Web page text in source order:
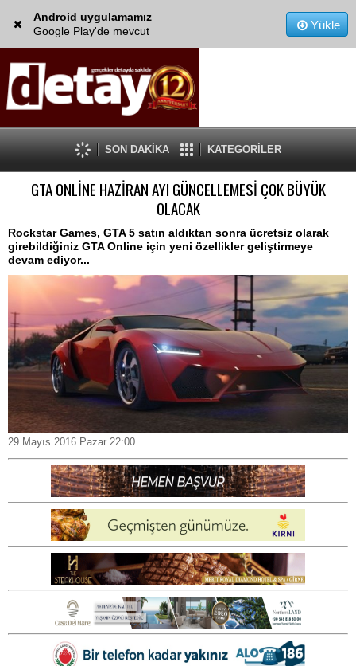
Android uygulamamız
Google Play'de mevcut
Yükle
SON DAKİKA KATEGORİLER
GTA ONLİNE HAZİRAN AYI GÜNCELLEMESİ ÇOK BÜYÜK
OLACAK
Rockstar Games, GTA 5 satın aldıktan sonra ücretsiz olarak
girebildiğiniz GTA Online için yeni özellikler geliştirmeye
devam ediyor...
29 Mayıs 2016 Pazar 22:00